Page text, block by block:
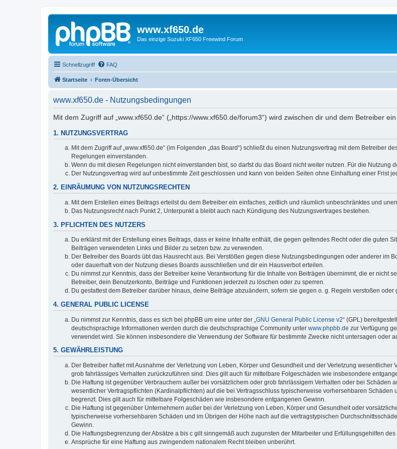
www.xf650.de
Das einzige Suzuki XF650 Freewind Forum
Schnellzugriff FAQ
Startseite Foren-Übersicht
www.xf650.de - Nutzungsbedingungen
Mit dem Zugriff auf „www.xf650.de“ („https://www.xf650.de/forum3“) wird zwischen dir und dem Betreiber
1. NUTZUNGSVERTRAG
Mit dem Zugriff auf „www.xf650.de“ (im Folgenden „das Board“) schließt du einen Nutzungsvertrag mit dem Betreiber
Regelungen einverstanden.
Wenn du mit diesen Regelungen nicht einverstanden bist, so darfst du das Board nicht weiter nutzen. Für die
Der Nutzungsvertrag wird auf unbestimmte Zeit geschlossen und kann von beiden Seiten ohne Einhaltung einer Frist
2. EINRÄUMUNG VON NUTZUNGSRECHTEN
Mit dem Erstellen eines Beitrags erteilst du dem Betreiber ein einfaches, zeitlich und räumlich unbeschränktes und
Das Nutzungsrecht nach Punkt 2, Unterpunkt a bleibt auch nach Kündigung des Nutzungsvertrages bestehen.
3. PFLICHTEN DES NUTZERS
Du erklärst mit der Erstellung eines Beitrags, dass er keine Inhalte enthält, die gegen geltendes Recht oder die guten
Beiträgen verwendeten Links und Bilder zu setzen bzw. zu verwenden.
Der Betreiber des Boards übt das Hausrecht aus. Bei Verstößen gegen diese Nutzungsbedingungen oder anderer im
oder dauerhaft von der Nutzung dieses Boards ausschließen und dir ein Hausverbot erteilen.
Du nimmst zur Kenntnis, dass der Betreiber keine Verantwortung für die Inhalte von Beiträgen übernimmt, die er nicht
Betreiber, dein Benutzerkonto, Beiträge und Funktionen jederzeit zu löschen oder zu sperren.
Du gestattest dem Betreiber darüber hinaus, deine Beiträge abzuändern, sofern sie gegen o. g. Regeln verstoßen
4. GENERAL PUBLIC LICENSE
Du nimmst zur Kenntnis, dass es sich bei phpBB um eine unter der „ GNU General Public License v2“ (GPL)
deutschsprachige Informationen werden durch die deutschsprachige Community unter www.phpbb.de zur Verfügung
verwendet wird. Sie können insbesondere die Verwendung der Software für bestimmte Zwecke nicht untersagen oder
5. GEWÄHRLEISTUNG
Der Betreiber haftet mit Ausnahme der Verletzung von Leben, Körper und Gesundheit und der Verletzung
grob fahrlässiges Verhalten zurückzuführen sind. Dies gilt auch für mittelbare Folgeschäden wie insbesondere
Die Haftung ist gegenüber Verbrauchern außer bei vorsätzlichem oder grob fahrlässigem Verhalten oder bei Schäden
wesentlicher Vertragspflichten (Kardinalpflichten) auf die bei Vertragsschluss typischerweise vorhersehbaren
begrenzt. Dies gilt auch für mittelbare Folgeschäden wie insbesondere entgangenen Gewinn.
Die Haftung ist gegenüber Unternehmern außer bei der Verletzung von Leben, Körper und Gesundheit oder
typischerweise vorhersehbaren Schäden und im Übrigen der Höhe nach auf die vertragstypischen
Gewinn.
Die Haftungsbegrenzung der Absätze a bis c gilt sinngemäß auch zugunsten der Mitarbeiter und Erfüllungsgehilfen des
Ansprüche für eine Haftung aus zwingendem nationalem Recht bleiben unberührt.